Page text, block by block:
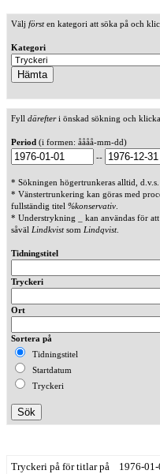
Välj försten kategori att söka på och
Kategori
Fyll därefteri önskad sökning och
Period (i formen: åååå-mm-dd)
--
* Sökningen högertrunkeras alltid,
* Vänstertrunkering kan göras med
fullständig titel %konservativ
* Understrykning _ kan användas för att
såväl Lindkvistsom Lindqvist.
Tidningstitel
Tryckeri
Ort
Sortera på
Tidningstitel
Startdatum
Tryckeri
Tryckeri på för titlar på 1976-01-